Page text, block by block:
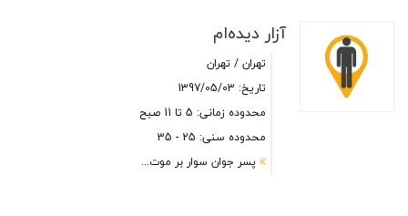
آزار دیده‌ام
تهران / تهران
تاریخ: 1397/05/03
محدوده زمانی: 5 تا 11 صبح
محدوده سنی: 25 - 35
پسر جوان سوار بر موت...